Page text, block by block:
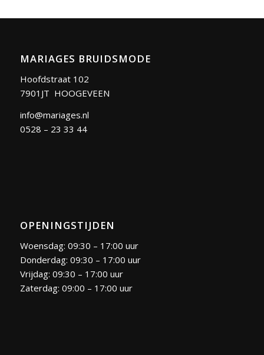
MARIAGES BRUIDSMODE
Hoofdstraat 102
7901JT HOOGEVEEN
info@mariages.nl
0528 – 23 33 44
OPENINGSTIJDEN
Woensdag: 09:30 – 17:00 uur
Donderdag: 09:30 – 17:00 uur
Vrijdag: 09:30 – 17:00 uur
Zaterdag: 09:00 – 17:00 uur